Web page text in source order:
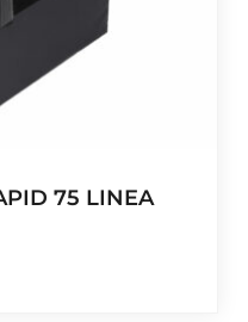
75 LINEA